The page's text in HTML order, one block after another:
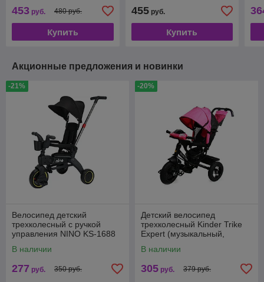
453 руб. 480 руб.
Купить
455руб.
Купить
Акционные предложения и новинки
-21%
Велосипед детский
трехколесный с ручкой
управления NINO KS-1688
В наличии
277 руб. 350 руб.
-20%
Детский велосипед
трехколесный Kinder Trike
Expert (музыкальный,
розовый
В наличии
305 руб. 379 руб.